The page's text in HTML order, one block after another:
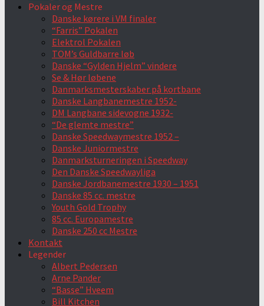
Pokaler og Mestre
Danske kørere i VM finaler
“Farris” Pokalen
Elektrol Pokalen
TOM’s Guldbarre løb
Danske “Gylden Hjelm” vindere
Se & Hør løbene
Danmarksmesterskaber på kortbane
Danske Langbanemestre 1952-
DM Langbane sidevogne 1932-
“De glemte mestre”
Danske Speedwaymestre 1952 –
Danske Juniormestre
Danmarksturneringen i Speedway
Den Danske Speedwayliga
Danske Jordbanemestre 1930 – 1951
Danske 85 cc. mestre
Youth Gold Trophy
85 cc. Europamestre
Danske 250 cc Mestre
Kontakt
Legender
Albert Pedersen
Arne Pander
“Basse” Hveem
Bill Kitchen